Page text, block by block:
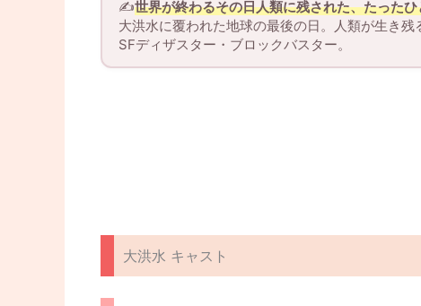
✍️世界が終わるその日人類に残された、たった
大洪水に覆われた地球の最後の日。人類が生き
SFディザスター・ブロックバスター。
大洪水 キャスト